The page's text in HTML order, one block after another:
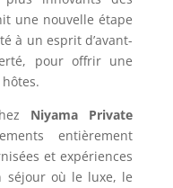
une nouvelle étape
à un esprit d’avant-
pour offrir une
Niyama Private
entièrement
et expériences
séjour où le luxe, le